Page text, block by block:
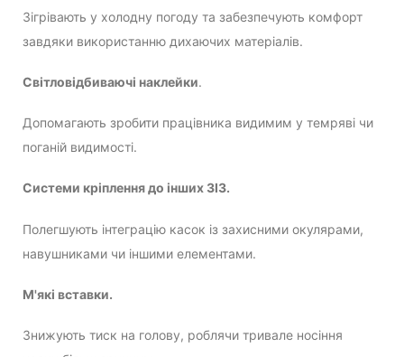
Зігрівають у холодну погоду та забезпечують комфорт
завдяки використанню дихаючих матеріалів.
Світловідбиваючі наклейки.
Допомагають зробити працівника видимим у темряві чи
поганій видимості.
Системи кріплення до інших ЗІЗ.
Полегшують інтеграцію касок із захисними окулярами,
навушниками чи іншими елементами.
М'які вставки.
Знижують тиск на голову, роблячи тривале носіння